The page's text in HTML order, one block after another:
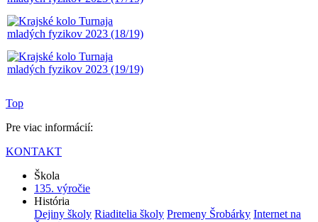
Top
Pre viac informácií:
KONTAKT
Škola
135. výročie
História
Dejiny školy Riaditelia školy Premeny Šrobárky Internet na